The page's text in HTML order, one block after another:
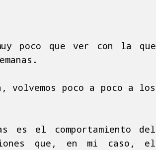
poco que ver con la que
poco a poco a los
es el comportamiento del
que, en mi caso, el